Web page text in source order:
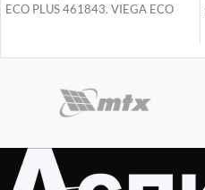
ECO PLUS 461843. VIEGA ECO